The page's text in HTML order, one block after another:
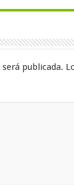
publicada.